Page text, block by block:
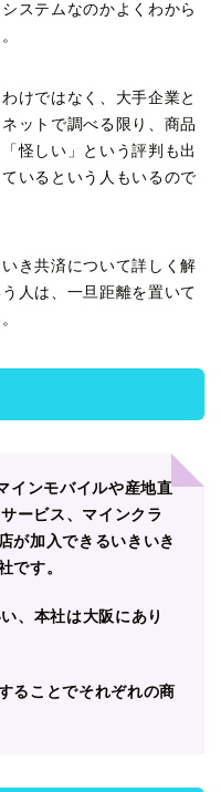
ステムなのかよくわから
けではなく、大手企業と
ットで調べる限り、商品
怪しい」という評判も出
いるという人もいるので
き共済について詳しく解
人は、一旦距離を置いて
インモバイルや産地直
ービス、マインクラ
が加入できるいきいき
です。
、本社は大阪にあり
ることでそれぞれの商